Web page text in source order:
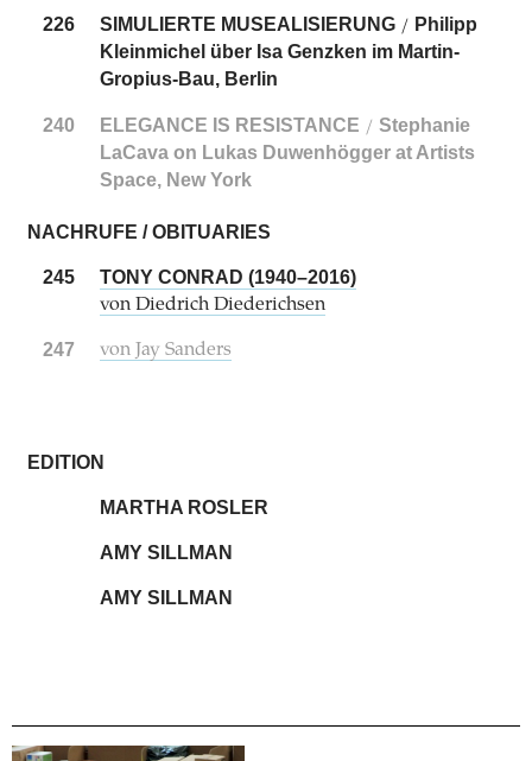
226 SIMULIERTE MUSEALISIERUNG/ Philipp
Kleinmichel über Isa Genzken im Martin-
Gropius-Bau, Berlin
240 ELEGANCE IS RESISTANCE / Stephanie
LaCava on Lukas Duwenhögger at Artists
Space, New York
NACHRUFE / OBITUARIES
245 TONY CONRAD (1940–2016)
von Diedrich Diederichsen
247 von Jay Sanders
EDITION
MARTHA ROSLER
AMY SILLMAN
AMY SILLMAN